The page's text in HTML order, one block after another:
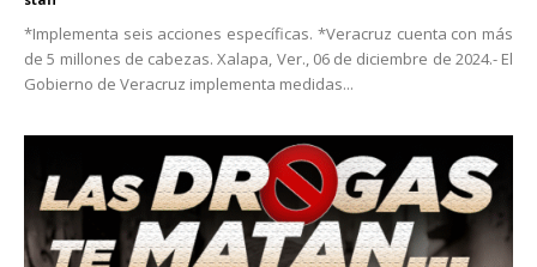
*Implementa seis acciones específicas. *Veracruz cuenta con más
de 5 millones de cabezas. Xalapa, Ver., 06 de diciembre de 2024.- El
Gobierno de Veracruz implementa medidas...